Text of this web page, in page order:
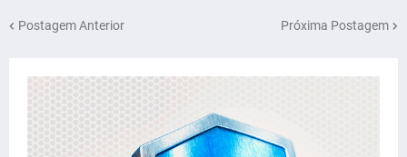
Postagem Anterior Próxima Postagem